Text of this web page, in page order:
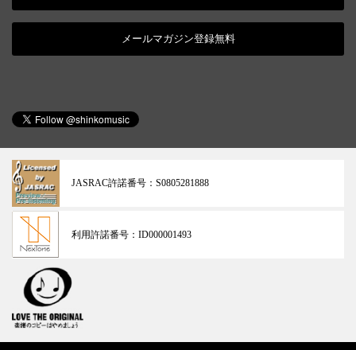
メールマガジン登録無料
JASRAC許諾番号： S0805281888
利用許諾番号： ID000001493